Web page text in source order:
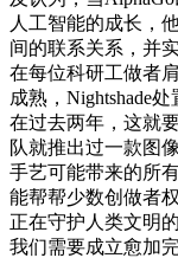
人工智能的成长，
间的联系关系，并
在每位科研工做者
成熟，Nightshade
在过去两年，这就
队就推出过一款图
手艺可能带来的所
能帮帮少数创做者
正在守护人类文明
我们需要成立愈加